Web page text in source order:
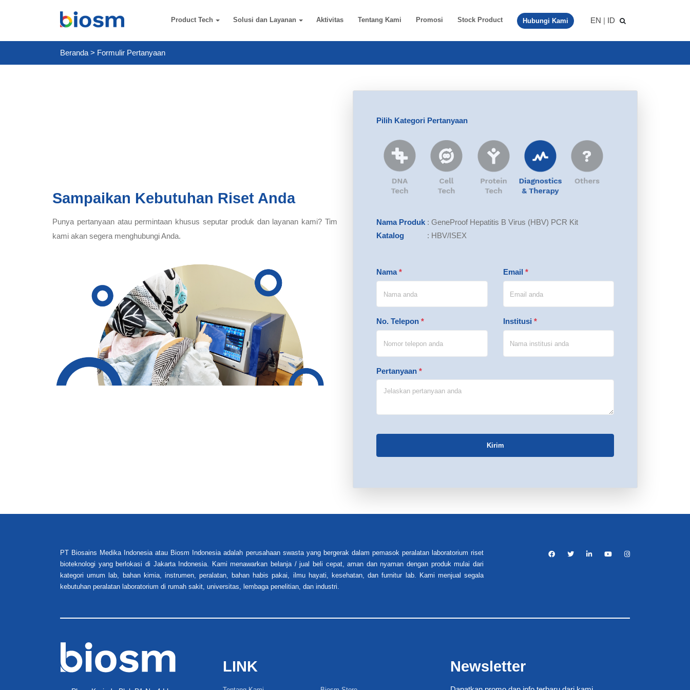
Product Tech Solusi dan Layanan Aktivitas Tentang Kami Promosi Stock Product Hubungi Kami EN | ID
Beranda > Formulir Pertanyaan
Sampaikan Kebutuhan Riset Anda
Punya pertanyaan atau permintaan khusus seputar produk dan layanan kami? Tim
kami akan segera menghubungi Anda.
Pilih Kategori Pertanyaan
Nama Produk : GeneProof Hepatitis B Virus (HBV) PCR Kit
Katalog
: HBV/ISEX
Nama* Email *
No. Telepon * Institusi *
Pertanyaan *
Kirim
PT Biosains Medika Indonesia atau Biosm Indonesia adalah perusahaan swasta yang bergerak dalam pemasok peralatan laboratorium riset
bioteknologi yang berlokasi di Jakarta Indonesia. Kami menawarkan belanja / jual beli cepat, aman dan nyaman dengan produk mulai dari
kategori umum lab, bahan kimia, instrumen, peralatan, bahan habis pakai, ilmu hayati, kesehatan, dan furnitur lab. Kami menjual segala
kebutuhan peralatan laboratorium di rumah sakit, universitas, lembaga penelitian, dan industri.
LINK Newsletter